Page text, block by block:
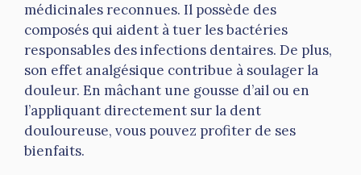
médicinales reconnues. Il possède des
composés qui aident à tuer les bactéries
responsables des infections dentaires. De plus,
son effet analgésique contribue à soulager la
douleur. En mâchant une gousse d’ail ou en
l’appliquant directement sur la dent
douloureuse, vous pouvez profiter de ses
bienfaits.